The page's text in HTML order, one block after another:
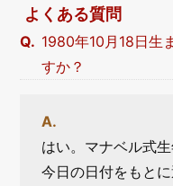
よくある質問
1980年10月18日生
すか？
はい。マナベル式
今日の日付をもと